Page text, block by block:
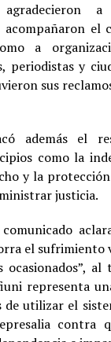
el
a
periodistas y
sus
además el
como la
y la
justicia.
el sufrimiento
ocasionados”, al
representa
de utilizar el
contra